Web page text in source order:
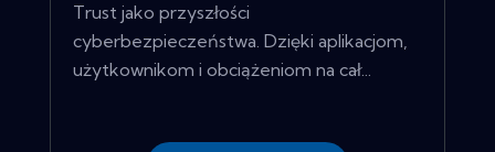
Trust jako przyszłości
cyberbezpieczeństwa. Dzięki aplikacjom,
użytkownikom i obciążeniom na cał...